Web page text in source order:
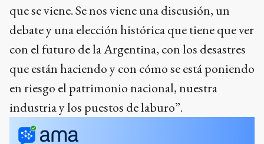
que se viene. Se nos viene una discusión, un
debate y una elección histórica que tiene que ver
con el futuro de la Argentina, con los desastres
que están haciendo y con cómo se está poniendo
en riesgo el patrimonio nacional, nuestra
industria y los puestos de laburo”.